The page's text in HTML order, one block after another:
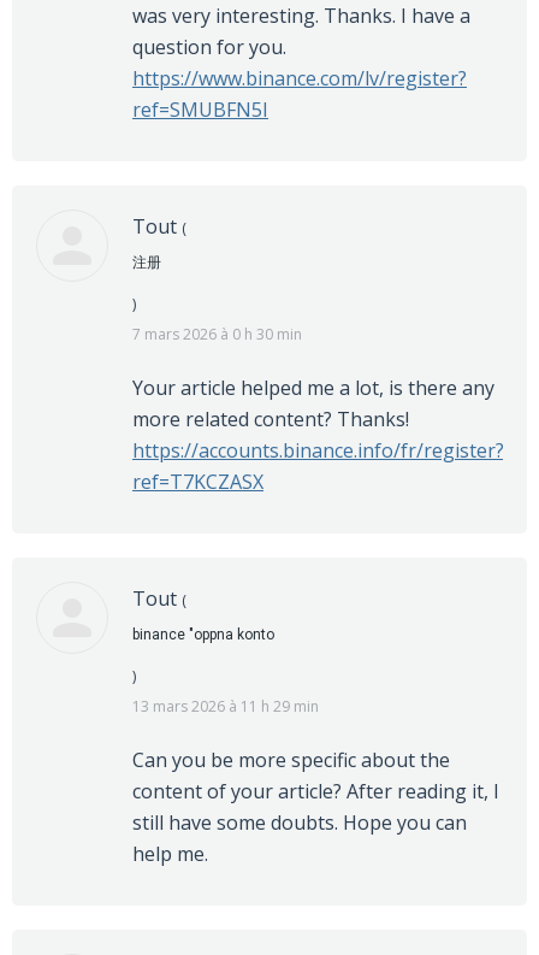
was very interesting. Thanks. I have a
question for you.
https://www.binance.com/lv/register?
ref=SMUBFN5I
Tout (
注册
)
7 mars 2026 à 0 h 30 min
Your article helped me a lot, is there any
more related content? Thanks!
https://accounts.binance.info/fr/register?
ref=T7KCZASX
Tout (
binance "oppna konto
)
13 mars 2026 à 11 h 29 min
Can you be more specific about the
content of your article? After reading it, I
still have some doubts. Hope you can
help me.